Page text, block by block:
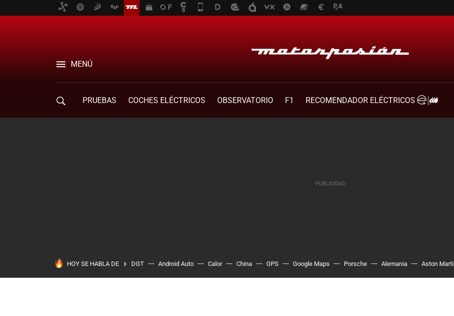
MENÚ
PRUEBAS COCHES ELÉCTRICOS OBSERVATORIO F1
RECOMENDADOR ELÉCTRICOS
HOY SE HABLA DE DGT Android Auto Calor China GPS Google Maps Porsche Alemania Aston